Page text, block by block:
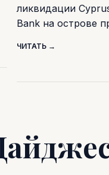
ликвидации
Bank на острове
ЧИТАТЬ →